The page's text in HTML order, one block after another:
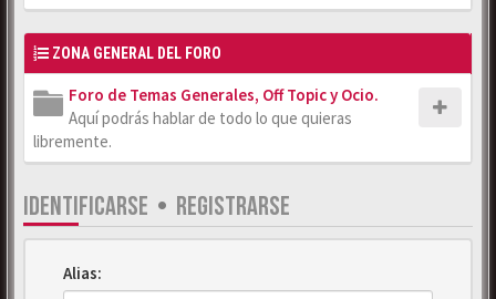
ZONA GENERAL DEL FORO
Foro de Temas Generales, Off Topic y Ocio.
Aquí podrás hablar de todo lo que quieras
libremente.
IDENTIFICARSE • REGISTRARSE
Alias: